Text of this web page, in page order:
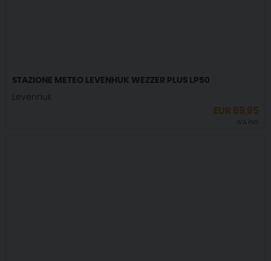
STAZIONE METEO LEVENHUK WEZZER PLUS LP50
Levenhuk
EUR 69,95
IVA incl.